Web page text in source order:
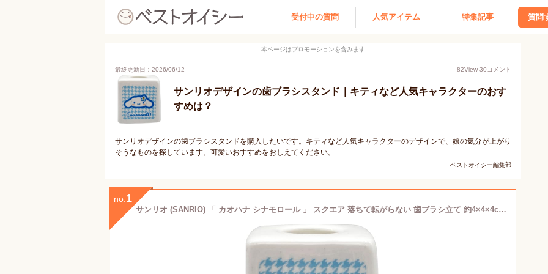
受付中の質問 人気アイテム 特集記事 質問
本ページはプロモーションを含みます
最終更新日：2026/06/12 82View 30コメント
サンリオデザインの歯ブラシスタンド｜キティなど人気キャラクターのおす
すめは？
サンリオデザインの歯ブラシスタンドを購入したいです。キティなど人気キャラクターのデザインで、娘の気分が上がり
そうなものを探しています。可愛いおすすめをおしえてください。
ベストオイシー編集部
no. 1
サンリオ (SANRIO) 「 カオハナ シナモロール 」 スクエア 落ちて転がらない 歯ブラシ立て 約4×4×4cm 歯ブラシスタンド サニタリー シナモロール グッズ 雑貨 青 SAN4653-2